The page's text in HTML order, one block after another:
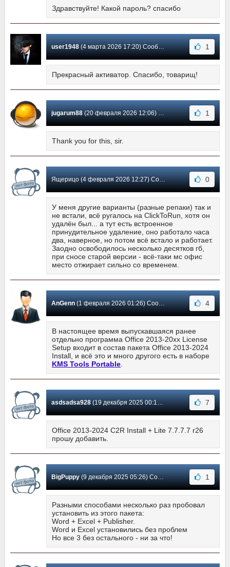
Здравствуйте! Какой пароль? спасибо
user1948(4 марта 2026 17:20) Сообщение #616 1
Прекрасный активатор. Спасибо, товарищ!
jugarum88(20 февраля 2026 12:06) Сообщение #615 1
Thank you for this, sir.
Ящерицо (4 февраля 2026 12:27) Сообщение #614 0
У меня другие варианты (разные репаки) так и
не встали, всё ругалось на ClickToRun, хотя он
удалён был... а тут есть встроенное
принудительное удаление, оно работало часа
два, наверное, но потом всё встало и работает.
Заодно освободилось несколько десятков гб,
при сносе старой версии - всё-таки мс офис
место отжирает сильно со временем.
AnGenn(1 февраля 2026 01:26) Сообщение #613 4
В настоящее время выпускавшаяся ранее
отдельно программа Office 2013-20xx License
Setup входит в состав пакета Office 2013-2024
Install, и всё это и много другого есть в наборе
KMS Tools Portable
asdsadsa928(19 декабря 2025 00:14) Сообщение #612 7
Office 2013-2024 C2R Install + Lite 7.7.7.7 r26
прошу добавить.
BigPuppy(9 декабря 2025 05:26) Сообщение #611 1
Разными способами несколько раз пробовал
установить из этого пакета:
Word + Excel + Publisher.
Word и Excel установились без проблем
Но все 3 без остального - ни за что!